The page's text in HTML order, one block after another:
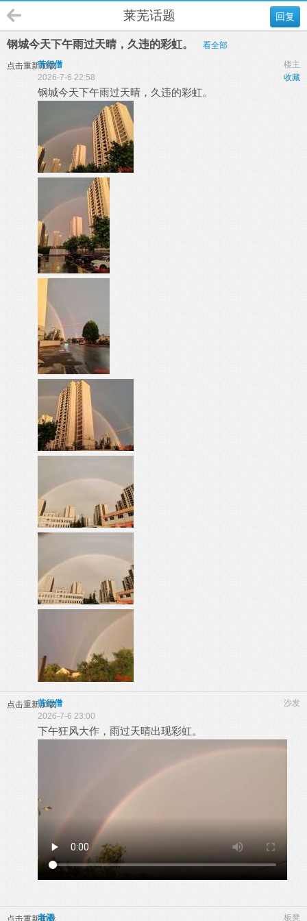
回复
莱芜话题
钢城今天下午雨过天晴，久违的彩虹。 看全部
点击重新加载 楼主
苦行僧
收藏
2026-7-6 22:58
钢城今天下午雨过天晴，久违的彩虹。
点击重新加载 沙发
苦行僧
2026-7-6 23:00
下午狂风大作，雨过天晴出现彩虹。
点击重新加载 板凳
老酒